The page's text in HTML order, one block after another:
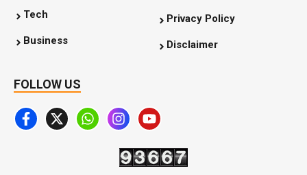
Tech
Business
Privacy Policy
Disclaimer
FOLLOW US